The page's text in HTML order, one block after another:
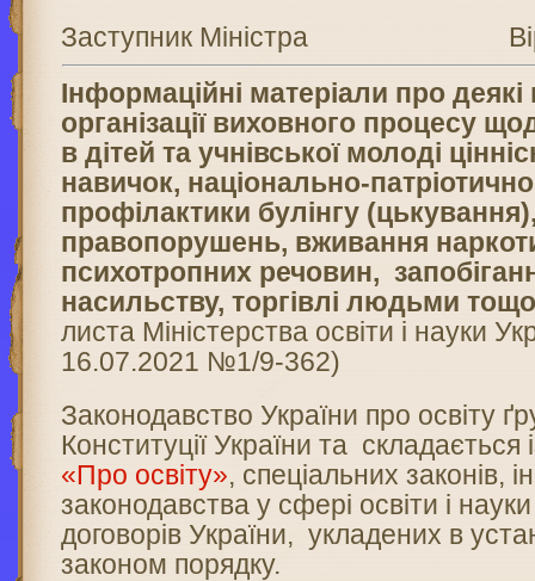
Заступник Міністра Віра
Інформаційні матеріали про
організації виховного процесу
в дітей та учнівської молоді
навичок, національно-
профілактики булінгу
правопорушень, вживання
психотропних речовин,
насильству, торгівлі людьми
листа Міністерства освіти і науки
16.07.2021 №1/9-362)
Законодавство України про освіту
Конституції України та складається
«Про освіту», спеціальних законів,
законодавства у сфері освіти і
договорів України, укладених в
законом порядку.